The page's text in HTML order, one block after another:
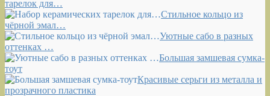
тарелок для…
Стильное кольцо из
чёрной эмал…
Уютные сабо в разных
оттенках …
Большая замшевая сумка-
тоут
Красивые серьги из металла и
прозрачного пластика